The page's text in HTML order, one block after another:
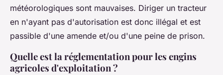
météorologiques sont mauvaises. Diriger un tracteur
en n'ayant pas d'autorisation est donc illégal et est
passible d'une amende et/ou d'une peine de prison.
Quelle est la réglementation pour les engins
agricoles d'exploitation ?